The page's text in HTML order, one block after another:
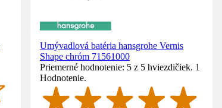
Umývadlová batéria hansgrohe Vernis
Shape chróm 71561000
Priemerné hodnotenie: 5 z 5 hviezdičiek. 1
Hodnotenie.